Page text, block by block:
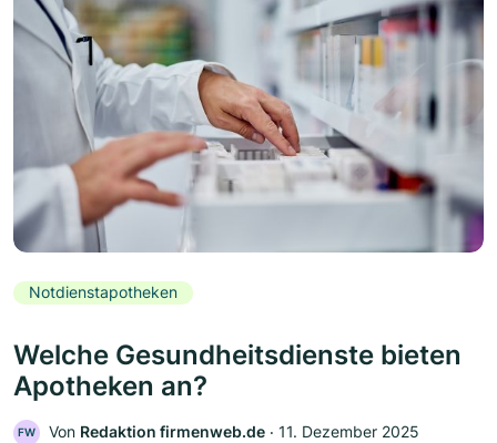
Notdienstapotheken
Welche Gesundheitsdienste bieten
Apotheken an?
FW Von Redaktion firmenweb.de ‧ 11. Dezember 2025